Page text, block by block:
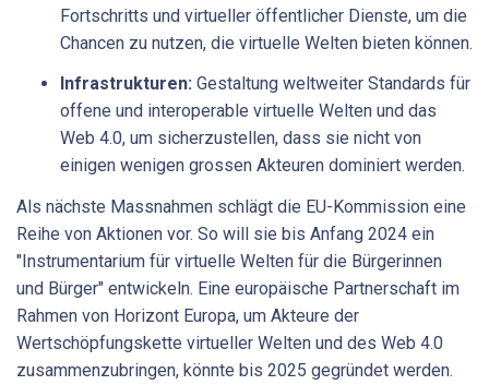
Fortschritts und virtueller öffentlicher Dienste, um die
Chancen zu nutzen, die virtuelle Welten bieten können.
Infrastrukturen: Gestaltung weltweiter Standards für
offene und interoperable virtuelle Welten und das
Web 4.0, um sicherzustellen, dass sie nicht von
einigen wenigen grossen Akteuren dominiert werden.
Als nächste Massnahmen schlägt die EU-Kommission eine
Reihe von Aktionen vor. So will sie bis Anfang 2024 ein
"Instrumentarium für virtuelle Welten für die Bürgerinnen
und Bürger" entwickeln. Eine europäische Partnerschaft im
Rahmen von Horizont Europa, um Akteure der
Wertschöpfungskette virtueller Welten und des Web 4.0
zusammenzubringen, könnte bis 2025 gegründet werden.